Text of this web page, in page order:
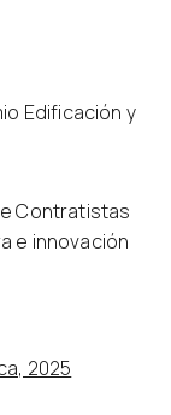
Edificación y
Contratistas
e innovación
2025